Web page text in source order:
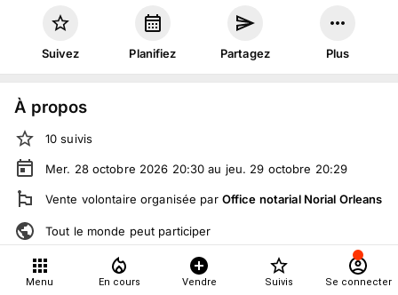
Suivez Planifiez Partagez Plus
À propos
10 suivis
Mer. 28 octobre 2026 20:30 au jeu. 29 octobre 20:29
Vente volontaire organisée par Office notarial Norial Orleans
Tout le monde peut participer
Détails
Menu En cours Vendre Suivis Se connecter